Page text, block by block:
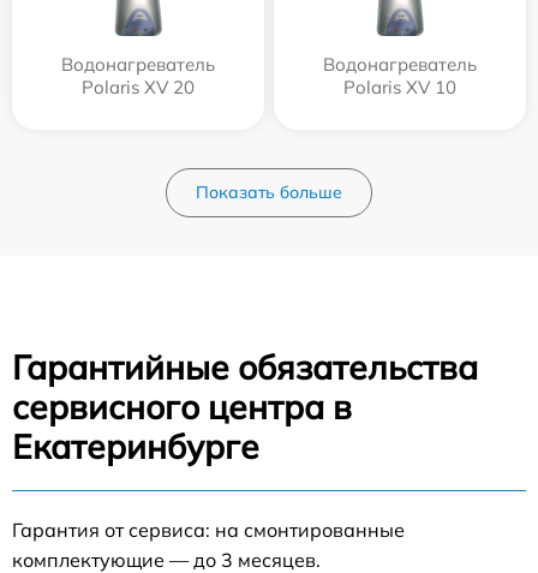
Водонагреватель
Polaris XV 20
Водонагреватель
Polaris XV 10
Показать больше
Гарантийные обязательства
сервисного центра в
Екатеринбурге
Гарантия от сервиса: на смонтированные
комплектующие — до 3 месяцев.